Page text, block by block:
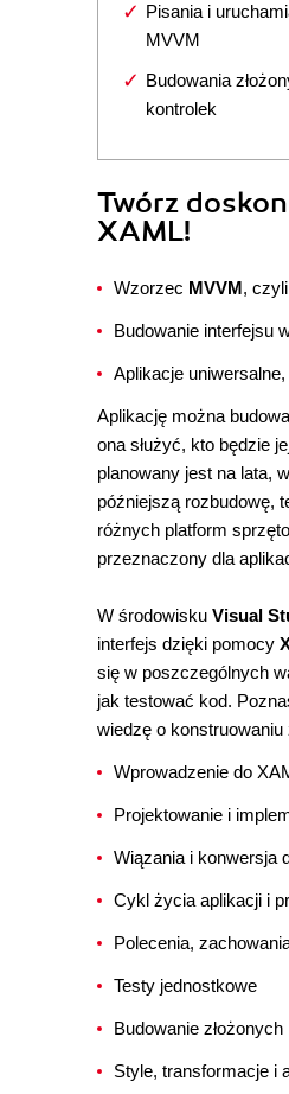
Pisania i
MVVM
Budowania
kontrolek
Twórz
XAML!
Wzorzec MVVM,
Budowanie interfejsu
Aplikacje
Aplikację można
ona służyć, kto będzie
planowany jest na lata,
późniejszą rozbudowę,
różnych platform
przeznaczony dla
W środowisku Visual
interfejs dzięki pomocy
się w poszczególnych
jak testować kod.
wiedzę o
Wprowadzenie do
Projektowanie i
Wiązania i konwersja
Cykl życia aplikacji i
Polecenia,
Testy jednostkowe
Budowanie
Style, transformacje i